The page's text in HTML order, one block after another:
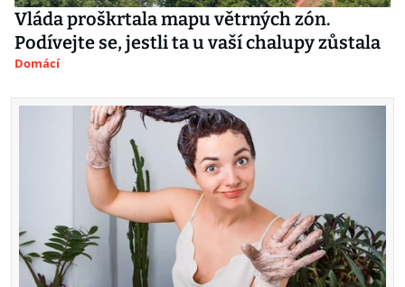
Vláda proškrtala mapu větrných zón.
Podívejte se, jestli ta u vaší chalupy zůstala
Domácí